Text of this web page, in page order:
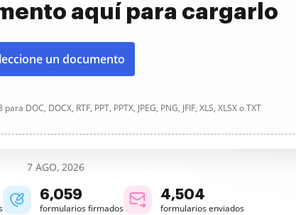
aquí para cargarlo
un documento
DOC, DOCX, RTF, PPT, PPTX, JPEG, PNG, JFIF, XLS, XLSX o TXT
7 AGO, 2026
6,059
formularios firmados
4,504
formularios enviados